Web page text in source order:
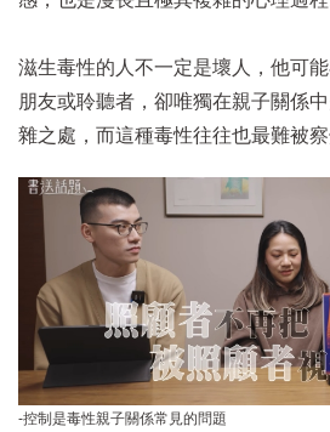
滋生毒性的人不一定是壞人，他可
朋友或聆聽者，卻唯獨在親子關係
雜之處，而這種毒性往往也最難被察
-控制是毒性親子關係常見的問題